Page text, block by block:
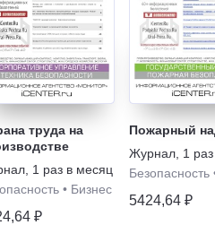
труда на
1 раз в месяц
• Бизнес
₽
Пожарный
Журнал 1
Безопасность
5424,64 ₽